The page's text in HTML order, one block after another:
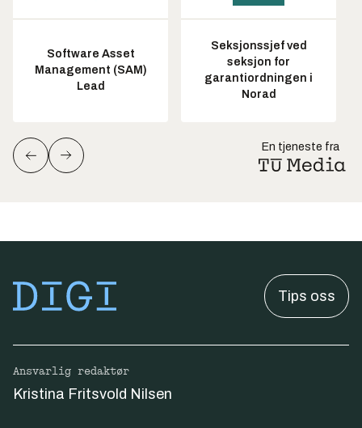
Software Asset
Management (SAM)
Lead
Seksjonssjef ved
seksjon for
garantiordningen i
Norad
En tjeneste fra
Tips oss
Ansvarlig redaktør
Kristina Fritsvold Nilsen